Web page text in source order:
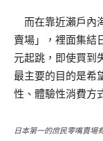
而在靠近瀨戶內
賣場」，裡面集結
元起跳，即使買到
最主要的目的是希
性、體驗性消費方
日本第一的庶民零嘴賣場